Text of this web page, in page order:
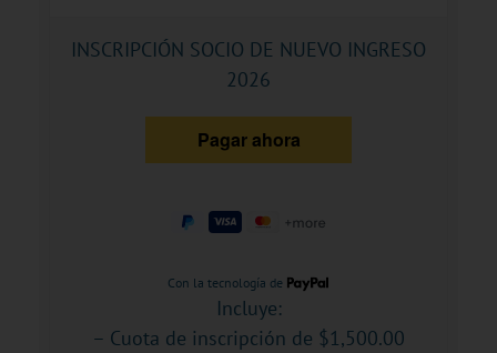
INSCRIPCIÓN SOCIO DE NUEVO INGRESO
2026
Con la tecnología de
Incluye:
– Cuota de inscripción de $1,500.00